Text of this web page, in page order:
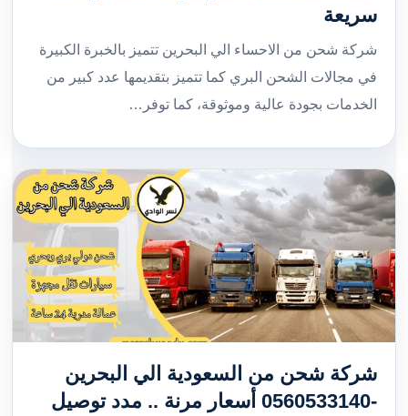
سريعة
شركة شحن من الاحساء الي البحرين تتميز بالخبرة الكبيرة
في مجالات الشحن البري كما تتميز بتقديمها عدد كبير من
الخدمات بجودة عالية وموثوقة، كما توفر…
شركة شحن من السعودية الي البحرين
-0560533140 أسعار مرنة .. مدد توصيل